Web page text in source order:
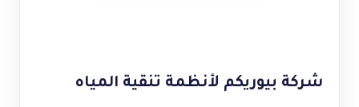
شركة بيوريكم لأنظمة تنقية المياه